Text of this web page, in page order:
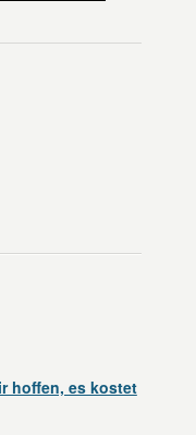
hoffen, es kostet